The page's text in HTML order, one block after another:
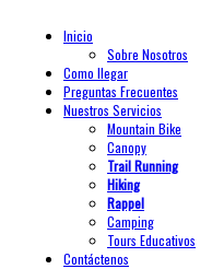
Inicio
Sobre Nosotros
Como llegar
Preguntas Frecuentes
Nuestros Servicios
Mountain Bike
Canopy
Trail Running
Hiking
Rappel
Camping
Tours Educativos
Contáctenos